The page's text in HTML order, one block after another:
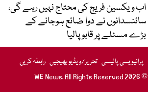
اب ویکسین فریج کی محتاج نہیں رہے گی،
سائنسدانوں نے دوا ضائع ہوجانے کے
بڑے مسئلے پر قابو پالیا
پرائیویسی پالیسی تحریر/ویڈیو بھیجیں رابطہ کریں
© 2026 WE News. All Rights Reserved